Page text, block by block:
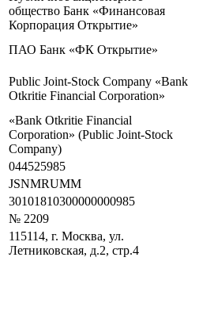
общество Банк «Финансовая
Корпорация Открытие»
ПАО Банк «ФК Открытие»
Public Joint-Stock Company «Bank
Otkritie Financial Corporation»
«Bank Otkritie Financial
Corporation» (Public Joint-Stock
Company)
044525985
JSNMRUMM
30101810300000000985
№ 2209
115114, г. Москва, ул.
Летниковская, д.2, стр.4